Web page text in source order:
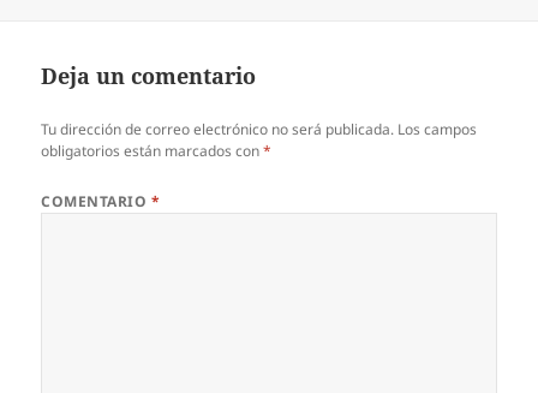
Deja un comentario
Tu dirección de correo electrónico no será publicada. Los campos
obligatorios están marcados con*
COMENTARIO *